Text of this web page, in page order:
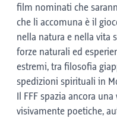
film nominati che
che li accomuna è il
nella natura e nella vita
forze naturali ed
estremi, tra filosofia
spedizioni spirituali in
Il FFF spazia ancora
visivamente poetiche,